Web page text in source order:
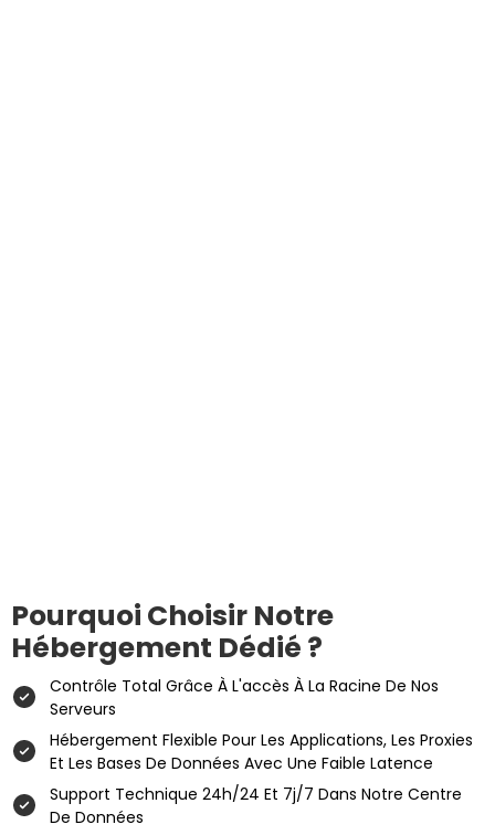
Pourquoi Choisir Notre
Hébergement Dédié ?
Contrôle Total Grâce À L'accès À La Racine De Nos
Serveurs
Hébergement Flexible Pour Les Applications, Les Proxies
Et Les Bases De Données Avec Une Faible Latence
Support Technique 24h/24 Et 7j/7 Dans Notre Centre
De Données